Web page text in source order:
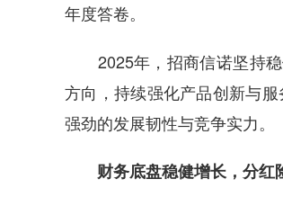
年度答卷。
2025年，招商信诺坚持稳
方向，持续强化产品创新与
强劲的发展韧性与竞争实力。
财务底盘稳健增长，分红